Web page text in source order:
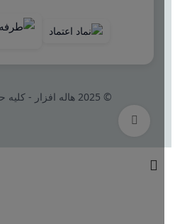
© 2025 هاله افزار - کلیه حقوق محفوظ است.